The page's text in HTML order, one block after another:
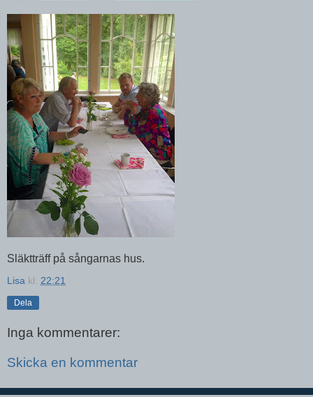
Släktträff på sångarnas hus.
Lisa kl. 22:21
Dela
Inga kommentarer:
Skicka en kommentar